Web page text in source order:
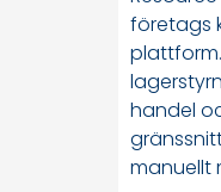
företags
handel
manuellt